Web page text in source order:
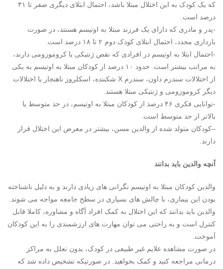
که یک کودک
به این اختلال مبتلا باشد، احتمال ابتلای دیگری صفر تا ۳۱
درصد است.
-پدر و مادری که دارای یک فرزند مبتلا به اوتیسم هستند، در صورت
بارداری مجدد، احتمال ابتلای کودک دوم ۲ تا ۱۸ درصد است.
-احتمال ابتلا به اوتیسم در افرادی که نقص ژنتیکی یا کروموزومی دارند،
به مراتب بیشتر است. حدود ۱۰ درصد از
کودکان مبتلا به اوتیسم به یکی
از اختلالات سندرم داون، سندرم X شکننده، اسکلروز ناهنجار یا اختلالات
دیگر کروموزومی و ژنتیکی مبتلا هستند.
-توانایی فکری ۴۶ درصد از
کودکان مبتلا به اوتیسم، در حد متوسط یا
بالاتر از حد متوسط است.
–کودکان متولد شده از والدین مسن، بیشتر در معرض این اختلال قرار
دارند.
آنچه والدین باید بدانند
والدین کودکان مبتلا به اوتیسم نگرانی های زیادی دارند و به دلیل ناشناخته
بودن این بیماری، با چالش های بسیاری در سطح جامعه مواجه می شوند.
والدین باید بدانند که این اختلال به کمک افراد آگاه و مشاوره، کاملا قابل
کنترل است و به راحتی می توان مهارت های ارزشمندی را به این کودکان
آموخت.
در صورت مشاهده علایم غیر طبیعی در کودک، بدون تعلل به مراکز
درمانی مراجعه کنید و کمک بخواهید. در صورتیکه تشخیص داده شد که